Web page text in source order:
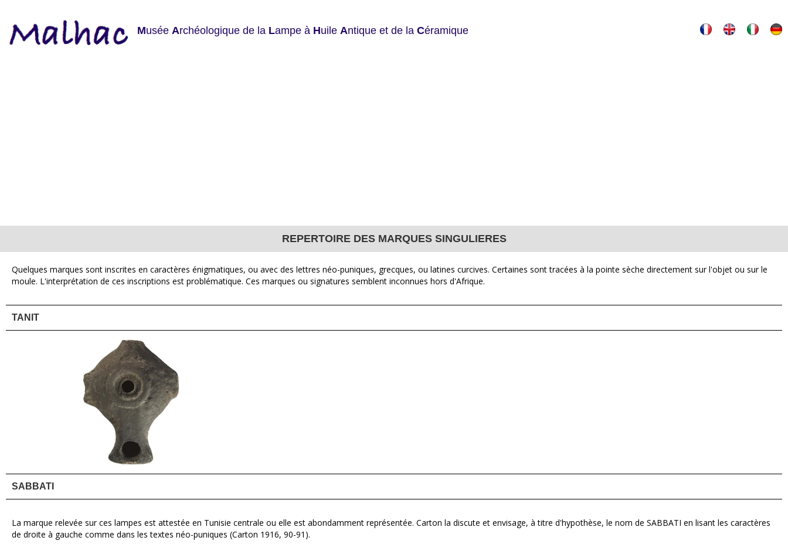
Musée Archéologique de la Lampe à Huile Antique et de la Céramique
REPERTOIRE DES MARQUES SINGULIERES
Quelques marques sont inscrites en caractères énigmatiques, ou avec des lettres néo-puniques, grecques, ou latines curcives. Certaines sont tracées à la pointe sèche directement sur l'objet ou sur le
moule. L'interprétation de ces inscriptions est problématique. Ces marques ou signatures semblent inconnues hors d'Afrique.
TANIT
SABBATI
La marque relevée sur ces lampes est attestée en Tunisie centrale ou elle est abondamment représentée. Carton la discute et envisage, à titre d'hypothèse, le nom de SABBATI en lisant les caractères
de droite à gauche comme dans les textes néo-puniques (Carton 1916, 90-91).